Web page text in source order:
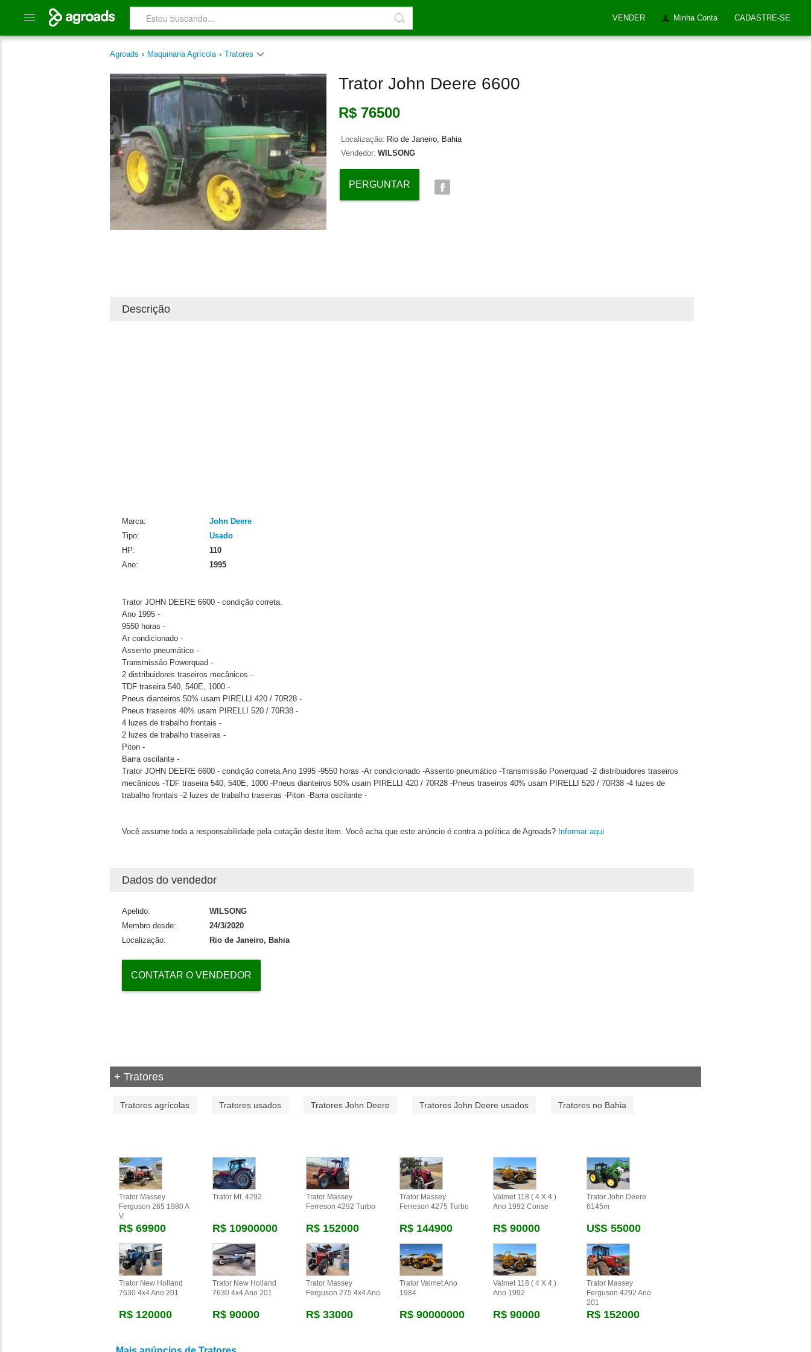
VENDER Minha Conta CADASTRE-SE
Agroads › Maquinaria Agrícola › Tratores
Trator John Deere 6600
R$ 76500
Localização: Rio de Janeiro, Bahia
Vendedor: WILSONG
PERGUNTAR
Descrição
Marca:
John Deere
Tipo:
Usado
HP:
110
Ano:
1995
Trator JOHN DEERE 6600 - condição correta.
Ano 1995 -
9550 horas -
Ar condicionado -
Assento pneumático -
Transmissão Powerquad -
2 distribuidores traseiros mecânicos -
TDF traseira 540, 540E, 1000 -
Pneus dianteiros 50% usam PIRELLI 420 / 70R28 -
Pneus traseiros 40% usam PIRELLI 520 / 70R38 -
4 luzes de trabalho frontais -
2 luzes de trabalho traseiras -
Piton -
Barra oscilante -
Trator JOHN DEERE 6600 - condição correta.Ano 1995 -9550 horas -Ar condicionado -Assento pneumático -Transmissão Powerquad -2 distribuidores traseiros
mecânicos -TDF traseira 540, 540E, 1000 -Pneus dianteiros 50% usam PIRELLI 420 / 70R28 -Pneus traseiros 40% usam PIRELLI 520 / 70R38 -4 luzes de
trabalho frontais -2 luzes de trabalho traseiras -Piton -Barra oscilante -
Você assume toda a responsabilidade pela cotação deste item. Você acha que este anúncio é contra a política de Agroads? Informar aqui
Dados do vendedor
Apelido:
WILSONG
Membro desde:
24/3/2020
Localização:
Rio de Janeiro, Bahia
CONTATAR O VENDEDOR
+ Tratores
Tratores agrícolas Tratores usados Tratores John Deere Tratores John Deere usados Tratores no Bahia
Trator Massey
Ferguson 265 1980 A
V
R$ 69900
Trator Mf. 4292
R$ 10900000
Trator Massey
Ferreson 4292 Turbo
R$ 152000
Trator Massey
Ferreson 4275 Turbo
R$ 144900
Valmet 118 ( 4 X 4 )
Ano 1992 Conse
R$ 90000
Trator John Deere
6145m
U$s 55000
Trator New Holland
7630 4x4 Ano 201
R$ 120000
Trator New Holland
7630 4x4 Ano 201
R$ 90000
Trator Massey
Ferguson 275 4x4 Ano
R$ 33000
Trator Valmet Ano
1984
R$ 90000000
Valmet 118 ( 4 X 4 )
Ano 1992
R$ 90000
Trator Massey
Ferguson 4292 Ano
201
R$ 152000